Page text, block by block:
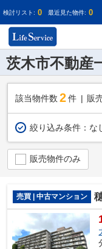
検討リスト: 0 最近見た物件: 0
茨木市不動産
該当物件数 2件 販
絞り込み条件： な
販売物件のみ
売買 | 中古マンション